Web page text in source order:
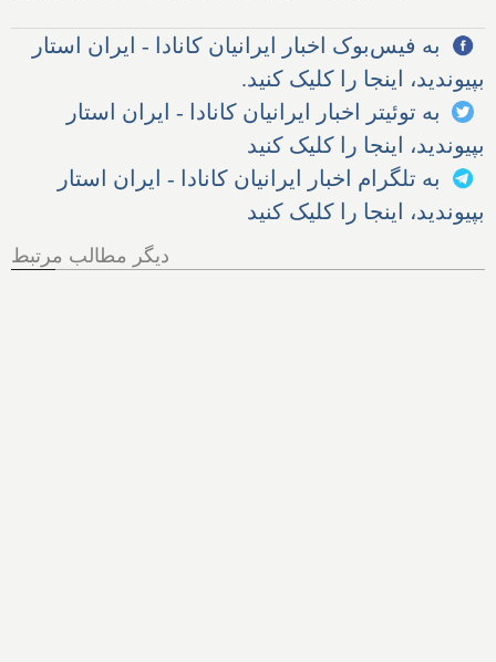
به فیس‌بوک اخبار ایرانیان کانادا - ایران استار
بپیوندید، اینجا را کلیک کنید.
به توئیتر اخبار ایرانیان کانادا - ایران استار
بپیوندید، اینجا را کلیک کنید
به تلگرام اخبار ایرانیان کانادا - ایران استار
بپیوندید، اینجا را کلیک کنید
دیگر مطالب مرتبط